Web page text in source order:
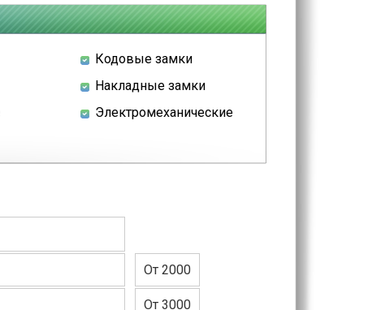
Кодовые замки
Накладные замки
Электромеханические
От 2000
От 3000